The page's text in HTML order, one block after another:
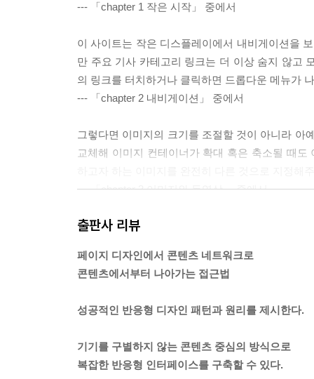
--- 「chapter 1 작은 시작」 중에서
이 사이트는 작은 디스플레이에서 내비게이션을
만 주요 기사 카테고리 링크는 더 이상 숨지 않고
의 링크를 터치하거나 클릭하면 드롭다운 메뉴가
--- 「chapter 2 내비게이션」 중에서
그렇다면 이미지의 크기를 조절할 것이 아니라 아
교체해 이미지 컨테이너가 확대 혹은 축소될 때
--- 「chapter 3 이미지와 동영상」 중에서
그동안 레이아웃은 더욱더 가변적이고 반응형이
그러면 어떻게 해야 가변 디자인을 지키면서도 그
반응형 광고는 아직 준비 과정에 있으며 갈 길이
기점 등을 가지고 있다면, 각 요소의 디자인 뒤에
어야 하는지를 세심하게 생각해보는 것이 훨씬 더
출판사 리뷰
페이지 디자인에서 콘텐츠 네트워크로
콘텐츠에서부터 나아가는 접근법
성공적인 반응형 디자인 패턴과 원리를 제시한다.
기기를 구별하지 않는 콘텐츠 중심의 방식으로
복잡한 반응형 인터페이스를 구축할 수 있다.